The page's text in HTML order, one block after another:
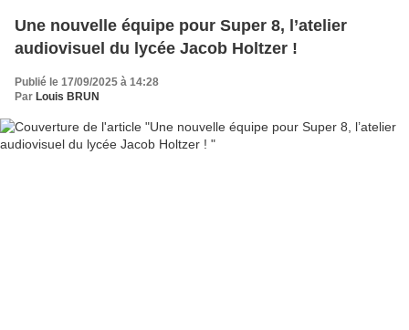
Une nouvelle équipe pour Super 8, l’atelier
audiovisuel du lycée Jacob Holtzer !
Publié le 17/09/2025 à 14:28
Par Louis BRUN